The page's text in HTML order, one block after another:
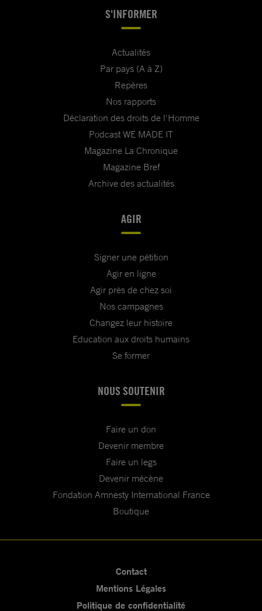
S'INFORMER
Actualités
Par pays (A à Z)
Repères
Nos rapports
Déclaration des droits de l'Homme
Podcast WE MADE IT
Magazine La Chronique
Magazine Bref
Archive des actualités
AGIR
Signer une pétition
Agir en ligne
Agir près de chez soi
Nos campagnes
Changez leur histoire
Education aux droits humains
Se former
NOUS SOUTENIR
Faire un don
Devenir membre
Faire un legs
Devenir mécène
Fondation Amnesty International France
Boutique
Contact
Mentions Légales
Politique de confidentialité